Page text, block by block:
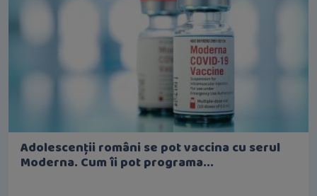
Adolescenții români se pot vaccina cu serul
Moderna. Cum îi pot programa...